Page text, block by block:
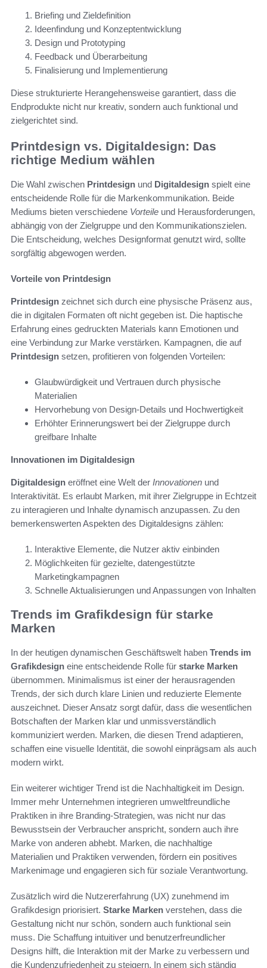
Briefing und Zieldefinition
Ideenfindung und Konzeptentwicklung
Design und Prototyping
Feedback und Überarbeitung
Finalisierung und Implementierung
Diese strukturierte Herangehensweise garantiert, dass die
Endprodukte nicht nur kreativ, sondern auch funktional und
zielgerichtet sind.
Printdesign vs. Digitaldesign: Das
richtige Medium wählen
Die Wahl zwischen Printdesign und Digitaldesign spielt eine
entscheidende Rolle für die Markenkommunikation. Beide
Mediums bieten verschiedene Vorteile und Herausforderungen,
abhängig von der Zielgruppe und den Kommunikationszielen.
Die Entscheidung, welches Designformat genutzt wird, sollte
sorgfältig abgewogen werden.
Vorteile von Printdesign
Printdesign zeichnet sich durch eine physische Präsenz aus,
die in digitalen Formaten oft nicht gegeben ist. Die haptische
Erfahrung eines gedruckten Materials kann Emotionen und
eine Verbindung zur Marke verstärken. Kampagnen, die auf
Printdesign setzen, profitieren von folgenden Vorteilen:
Glaubwürdigkeit und Vertrauen durch physische
Materialien
Hervorhebung von Design-Details und Hochwertigkeit
Erhöhter Erinnerungswert bei der Zielgruppe durch
greifbare Inhalte
Innovationen im Digitaldesign
Digitaldesign eröffnet eine Welt der Innovationen und
Interaktivität. Es erlaubt Marken, mit ihrer Zielgruppe in Echtzeit
zu interagieren und Inhalte dynamisch anzupassen. Zu den
bemerkenswerten Aspekten des Digitaldesigns zählen:
Interaktive Elemente, die Nutzer aktiv einbinden
Möglichkeiten für gezielte, datengestützte
Marketingkampagnen
Schnelle Aktualisierungen und Anpassungen von Inhalten
Trends im Grafikdesign für starke
Marken
In der heutigen dynamischen Geschäftswelt haben Trends im
Grafikdesign eine entscheidende Rolle für starke Marken
übernommen. Minimalismus ist einer der herausragenden
Trends, der sich durch klare Linien und reduzierte Elemente
auszeichnet. Dieser Ansatz sorgt dafür, dass die wesentlichen
Botschaften der Marken klar und unmissverständlich
kommuniziert werden. Marken, die diesen Trend adaptieren,
schaffen eine visuelle Identität, die sowohl einprägsam als auch
modern wirkt.
Ein weiterer wichtiger Trend ist die Nachhaltigkeit im Design.
Immer mehr Unternehmen integrieren umweltfreundliche
Praktiken in ihre Branding-Strategien, was nicht nur das
Bewusstsein der Verbraucher anspricht, sondern auch ihre
Marke von anderen abhebt. Marken, die nachhaltige
Materialien und Praktiken verwenden, fördern ein positives
Markenimage und engagieren sich für soziale Verantwortung.
Zusätzlich wird die Nutzererfahrung (UX) zunehmend im
Grafikdesign priorisiert. Starke Marken verstehen, dass die
Gestaltung nicht nur schön, sondern auch funktional sein
muss. Die Schaffung intuitiver und benutzerfreundlicher
Designs hilft, die Interaktion mit der Marke zu verbessern und
die Kundenzufriedenheit zu steigern. In einem sich ständig